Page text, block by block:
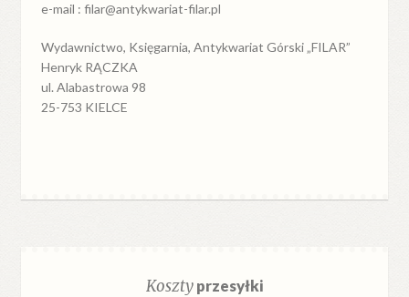
e-mail : filar@antykwariat-filar.pl
Wydawnictwo, Księgarnia, Antykwariat Górski „FILAR”
Henryk RĄCZKA
ul. Alabastrowa 98
25-753 KIELCE
Kosztyprzesyłki